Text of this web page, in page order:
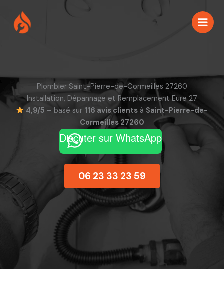
contenu
Plombier Saint-Pierre-de-Cormeilles 27260
Installation, Dépannage et Remplacement Eure 27
4,9/5 – basé sur 116 avis clients à Saint-Pierre-de-
Cormeilles 27260
Discuter sur WhatsApp
06 23 33 23 59